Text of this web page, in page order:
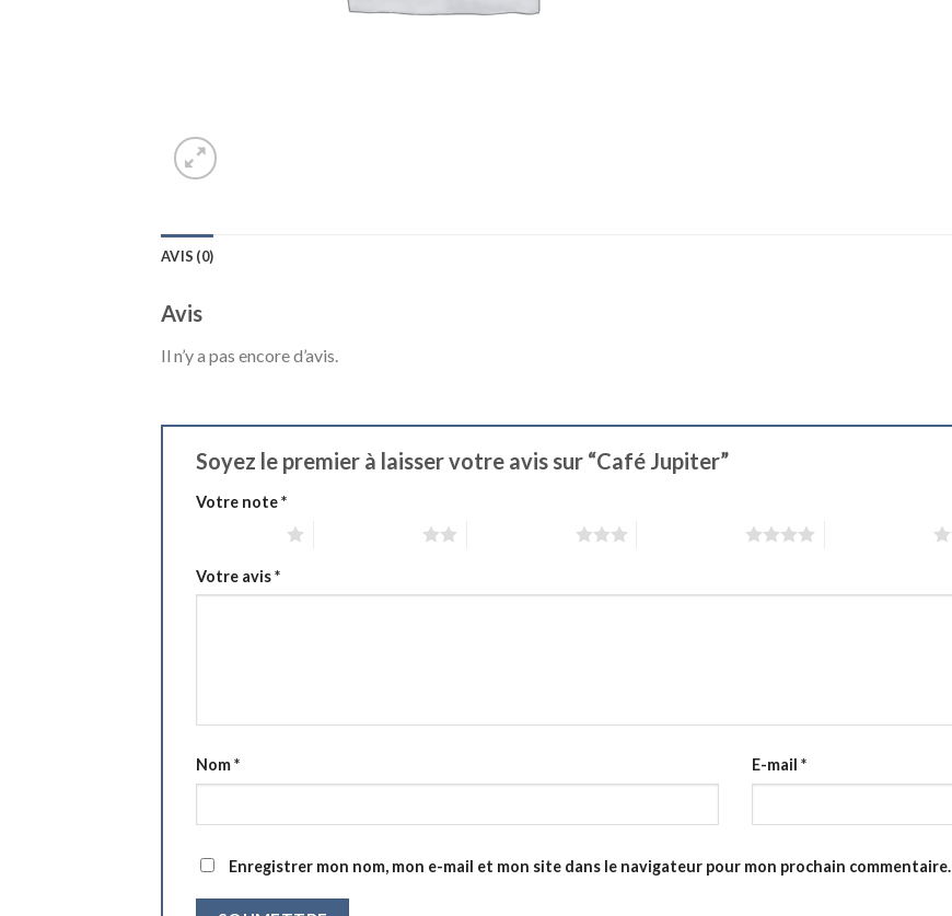
AVIS (0)
Avis
Il n’y a pas encore d’avis.
Soyez le premier à laisser votre avis sur “Café Jupiter”
Votre note*
Votre avis*
Nom* E-mail *
Enregistrer mon nom, mon e-mail et mon site dans le navigateur pour mon prochain commentaire.